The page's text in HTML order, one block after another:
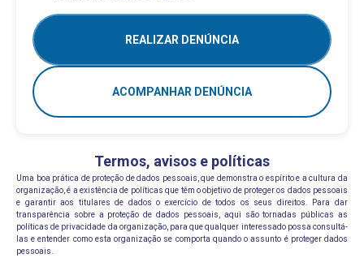
REALIZAR DENÚNCIA
ACOMPANHAR DENÚNCIA
Termos, avisos e políticas
Uma boa prática de proteção de dados pessoais, que demonstra o espírito e a cultura da
organização, é a existência de políticas que têm o objetivo de proteger os dados pessoais
e garantir aos titulares de dados o exercício de todos os seus direitos. Para dar
transparência sobre a proteção de dados pessoais, aqui são tornadas públicas as
políticas de privacidade da organização, para que qualquer interessado possa consultá-
las e entender como esta organização se comporta quando o assunto é proteger dados
pessoais.